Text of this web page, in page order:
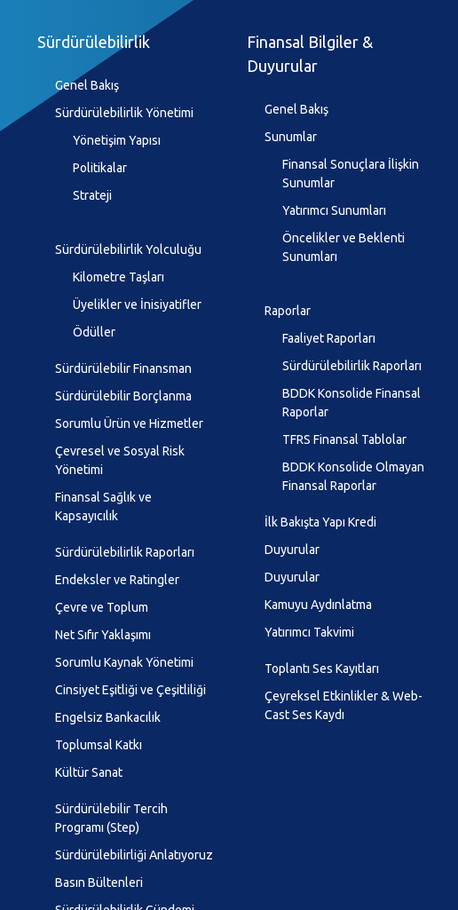
Sürdürülebilirlik
Genel Bakış
Sürdürülebilirlik Yönetimi
Yönetişim Yapısı
Politikalar
Strateji
Sürdürülebilirlik Yolculuğu
Kilometre Taşları
Üyelikler ve İnisiyatifler
Ödüller
Sürdürülebilir Finansman
Sürdürülebilir Borçlanma
Sorumlu Ürün ve Hizmetler
Çevresel ve Sosyal Risk
Yönetimi
Finansal Sağlık ve
Kapsayıcılık
Sürdürülebilirlik Raporları
Endeksler ve Ratingler
Çevre ve Toplum
Net Sıfır Yaklaşımı
Sorumlu Kaynak Yönetimi
Cinsiyet Eşitliği ve Çeşitliliği
Engelsiz Bankacılık
Toplumsal Katkı
Kültür Sanat
Sürdürülebilir Tercih
Programı (Step)
Sürdürülebilirliği Anlatıyoruz
Basın Bültenleri
Finansal Bilgiler &
Duyurular
Genel Bakış
Sunumlar
Finansal Sonuçlara İlişkin
Sunumlar
Yatırımcı Sunumları
Öncelikler ve Beklenti
Sunumları
Raporlar
Faaliyet Raporları
Sürdürülebilirlik Raporları
BDDK Konsolide Finansal
Raporlar
TFRS Finansal Tablolar
BDDK Konsolide Olmayan
Finansal Raporlar
İlk Bakışta Yapı Kredi
Duyurular
Duyurular
Kamuyu Aydınlatma
Yatırımcı Takvimi
Toplantı Ses Kayıtları
Çeyreksel Etkinlikler & Web-
Cast Ses Kaydı